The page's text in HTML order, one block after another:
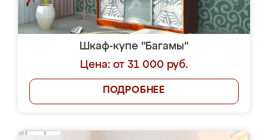
Шкаф-купе "Багамы"
Цена: от 31 000 руб.
ПОДРОБНЕЕ